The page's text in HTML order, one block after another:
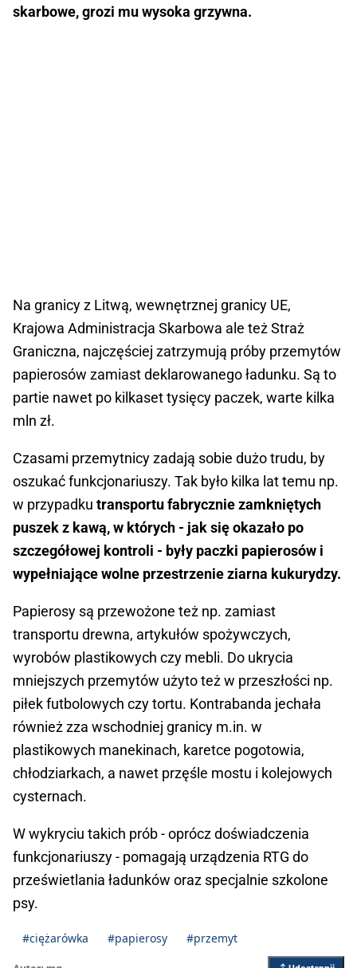
skarbowe, grozi mu wysoka grzywna.
Na granicy z Litwą, wewnętrznej granicy UE,
Krajowa Administracja Skarbowa ale też Straż
Graniczna, najczęściej zatrzymują próby przemytów
papierosów zamiast deklarowanego ładunku. Są to
partie nawet po kilkaset tysięcy paczek, warte kilka
mln zł.
Czasami przemytnicy zadają sobie dużo trudu, by
oszukać funkcjonariuszy. Tak było kilka lat temu np.
w przypadku transportu fabrycznie zamkniętych
puszek z kawą, w których - jak się okazało po
szczegółowej kontroli - były paczki papierosów i
wypełniające wolne przestrzenie ziarna kukurydzy.
Papierosy są przewożone też np. zamiast
transportu drewna, artykułów spożywczych,
wyrobów plastikowych czy mebli. Do ukrycia
mniejszych przemytów użyto też w przeszłości np.
piłek futbolowych czy tortu. Kontrabanda jechała
również zza wschodniej granicy m.in. w
plastikowych manekinach, karetce pogotowia,
chłodziarkach, a nawet przęśle mostu i kolejowych
cysternach.
W wykryciu takich prób - oprócz doświadczenia
funkcjonariuszy - pomagają urządzenia RTG do
prześwietlania ładunków oraz specjalnie szkolone
psy.
#ciężarówka #papierosy #przemyt